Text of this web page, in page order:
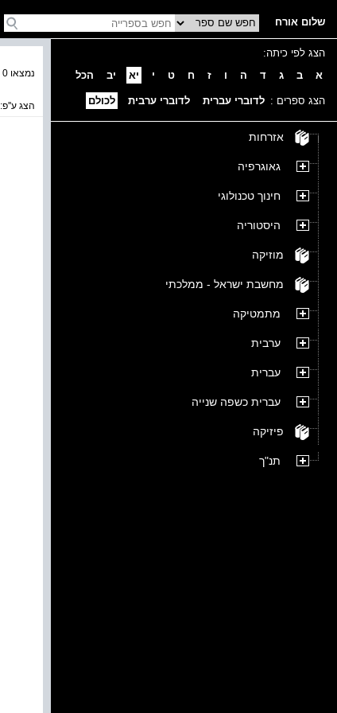
שלום אורח
הצג לפי כיתה:
א
ב ג ד ה ו ז ח ט י יא יב הכל
הצג ספרים : לדוברי עברית לדוברי ערבית לכולם
אזרחות
גאוגרפיה
חינוך טכנולוגי
היסטוריה
מוזיקה
מחשבת ישראל - ממלכתי
מתמטיקה
ערבית
עברית
עברית כשפה שנייה
פיזיקה
תנ"ך
נמצאו 0 ספרים בקטגוריה
הצג ע''פ: